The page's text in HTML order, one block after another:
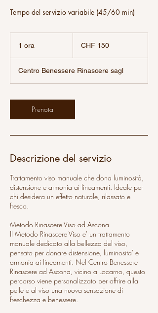
Tempo del servizio variabile (45/60 min)
1 ora
svizzeri
CHF 150
Centro Benessere Rinascere sagl
Prenota
Descrizione del servizio
Trattamento viso manuale che dona luminosità,
distensione e armonia ai lineamenti. Ideale per
chi desidera un effetto naturale, rilassato e
fresco.
Metodo Rinascere Viso ad Ascona
Il Metodo Rinascere Viso e' un trattamento
manuale dedicato alla bellezza del viso,
pensato per donare distensione, luminosita' e
armonia ai lineamenti. Nel Centro Benessere
Rinascere ad Ascona, vicino a Locarno, questo
percorso viene personalizzato per offrire alla
pelle e al viso una nuova sensazione di
freschezza e benessere.